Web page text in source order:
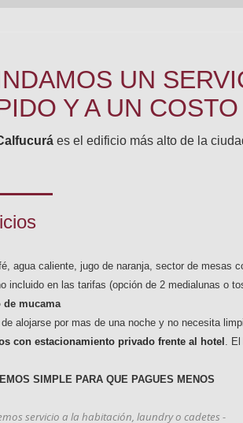
UN
Y A UN
es el edificio más alto de la
agua caliente, jugo de naranja, sector de mesas
incluido en las tarifas (opción de 2 medialunas o
de mucama
alojarse por mas de una noche y no necesita
con estacionamiento privado frente al hotel . El
SIMPLE PARA QUE PAGUES MENOS
servicio a la habitación, laundry o cadetes -